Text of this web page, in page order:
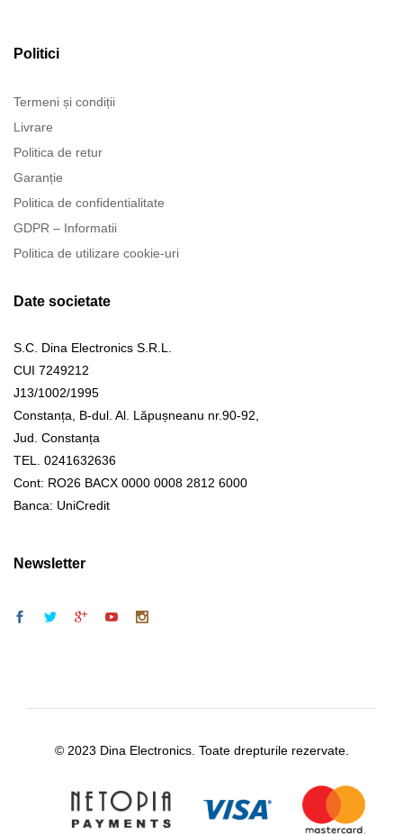
Politici
Termeni și condiții
Livrare
Politica de retur
Garanție
Politica de confidentialitate
GDPR – Informatii
Politica de utilizare cookie-uri
Date societate
S.C. Dina Electronics S.R.L.
CUI 7249212
J13/1002/1995
Constanța, B-dul. Al. Lăpușneanu nr.90-92,
Jud. Constanța
TEL. 0241632636
Cont: RO26 BACX 0000 0008 2812 6000
Banca: UniCredit
Newsletter
© 2023 Dina Electronics. Toate drepturile rezervate.